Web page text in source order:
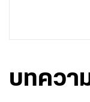
บทควา